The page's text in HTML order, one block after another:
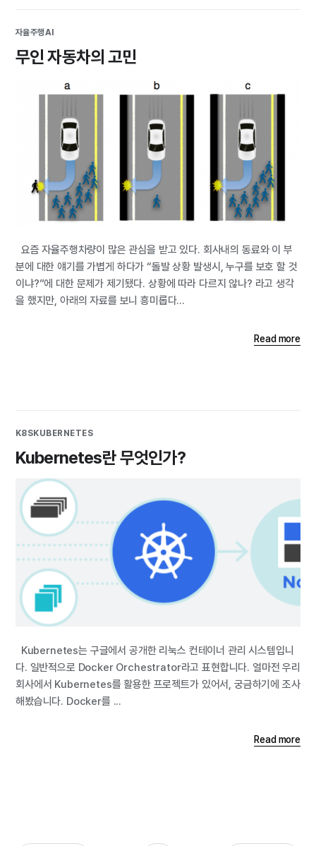
자율주행AI
무인 자동차의 고민
요즘 자율주행차량이 많은 관심을 받고 있다. 회사내의 동료와 이 부
분에 대한 얘기를 가볍게 하다가 “돌발 상황 발생시, 누구를 보호 할 것
이냐?”에 대한 문제가 제기됐다. 상황에 따라 다르지 않나? 라고 생각
을 했지만, 아래의 자료를 보니 흥미롭다...
Read more
K8SKUBERNETES
Kubernetes란 무엇인가?
Kubernetes는 구글에서 공개한 리눅스 컨테이너 관리 시스템입니
다. 일반적으로 Docker Orchestrator라고 표현합니다. 얼마전 우리
회사에서 Kubernetes를 활용한 프로젝트가 있어서, 궁금하기에 조사
해봤습니다. Docker를 ...
Read more